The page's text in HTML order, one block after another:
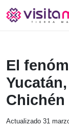
El
Chichén
Actualizado 31